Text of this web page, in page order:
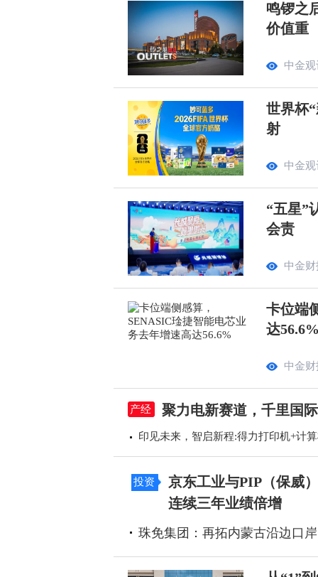
鸣锣之
价值重
中金观
世界杯
射
中金观
“五星”
会责
中金财
卡位端
达
中金财
产经 聚力电新赛道，千里国
印见未来，智启新程:得力打印机+计
投资
京东工业与PIP（保威
连续三年业绩倍增
珠免集团：再拓内蒙古沿边口